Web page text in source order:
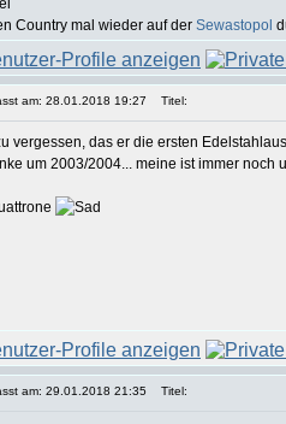
Country mal wieder auf der Sewastopol
am: 28.01.2018 19:27 Titel:
vergessen, das er die ersten
um 2003/2004... meine ist immer noch
am: 29.01.2018 21:35 Titel: